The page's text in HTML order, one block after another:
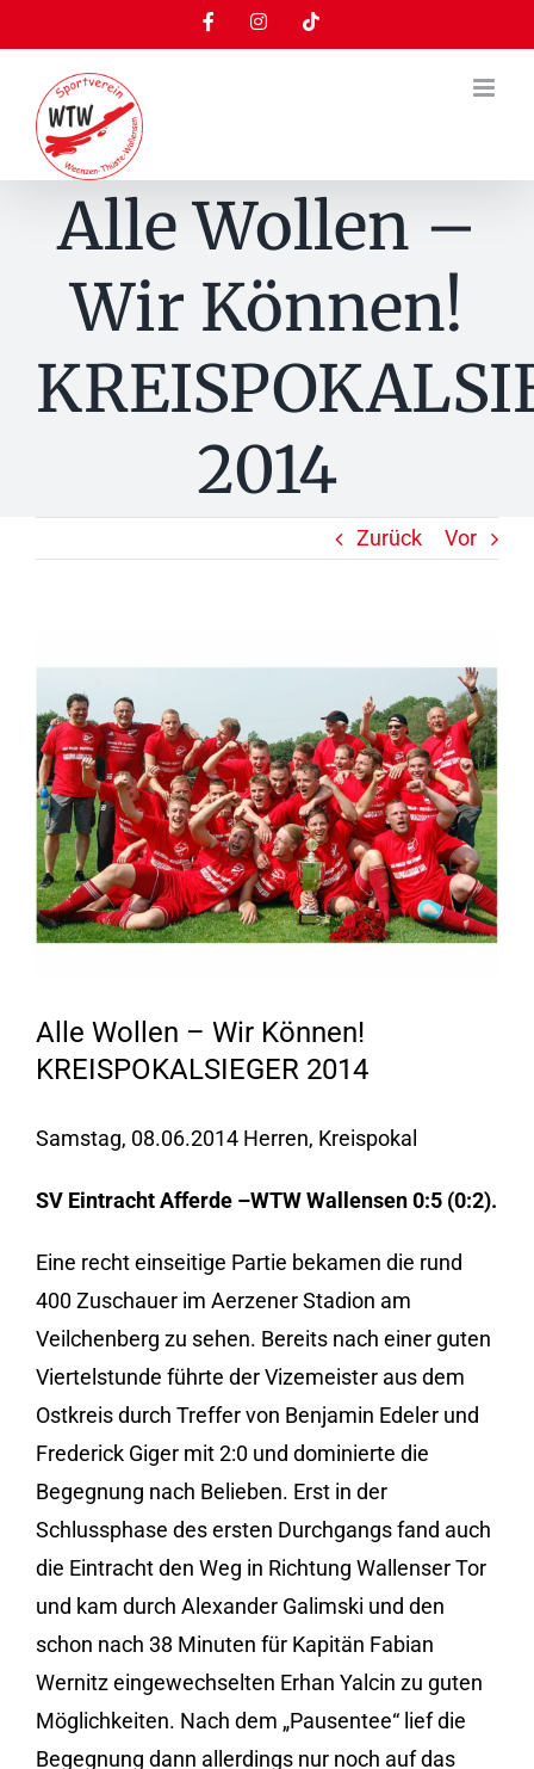
Inhalt
springen
FacebookInstagramTiktok
Alle Wollen –
Wir Können!
2014
Zurück Vor
Bild
Alle Wollen – Wir Können!
KREISPOKALSIEGER 2014
Samstag, 08.06.2014 Herren, Kreispokal
SV Eintracht Afferde –WTW Wallensen 0:5 (0:2).
Eine recht einseitige Partie bekamen die rund
400 Zuschauer im Aerzener Stadion am
Veilchenberg zu sehen. Bereits nach einer guten
Viertelstunde führte der Vizemeister aus dem
Ostkreis durch Treffer von Benjamin Edeler und
Frederick Giger mit 2:0 und dominierte die
Begegnung nach Belieben. Erst in der
Schlussphase des ersten Durchgangs fand auch
die Eintracht den Weg in Richtung Wallenser Tor
und kam durch Alexander Galimski und den
schon nach 38 Minuten für Kapitän Fabian
Wernitz eingewechselten Erhan Yalcin zu guten
Möglichkeiten. Nach dem „Pausentee“ lief die
Begegnung dann allerdings nur noch auf das